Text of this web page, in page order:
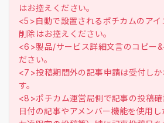
はお控えください。
<5>自動で設置されるポチカムのアイ
削除はお控えください。
<6>製品/サービス詳細文言のコピー&
ださい。
<7>投稿期間外の記事申請は受付し
す。
<8>ポチカム運営局側で記事の投稿
日付の記事やアメンバー機能を使用